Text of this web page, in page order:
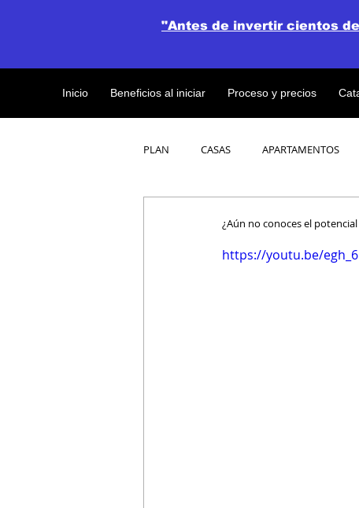
Inicio Beneficios al iniciar Proceso y precios
"Antes de invertir cientos
PLAN CASAS APARTAMENTOS
¿Aún no conoces el
https://youtu.be/